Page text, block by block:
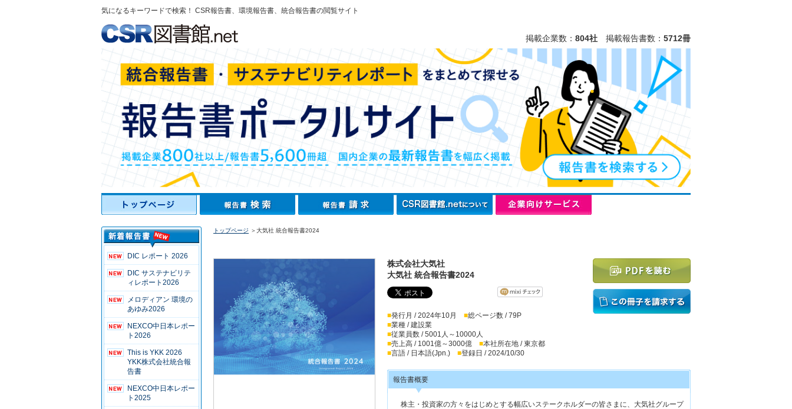
気になるキーワードで検索！ CSR報告書、環境報告書、統合報告書の閲覧サイト
掲載企業数： 804社 掲載報告書数： 5712冊
DIC レポート 2026
DIC サステナビリテ
ィレポート2026
メロディアン 環境の
あゆみ2026
NEXCO中日本レポー
ト2026
This is YKK 2026
YKK株式会社統合報
告書
NEXCO中日本レポー
ト2025
トップページ ＞大気社 統合報告書2024
株式会社大気社
大気社 統合報告書2024
■発行月 / 2024年10月 ■総ページ数 / 79P
■業種 / 建設業
■従業員数 / 5001人～10000人
■売上高 / 1001億～3000億 ■本社所在地 / 東京都
■言語 / 日本語(Jpn.) ■登録日 / 2024/10/30
報告書概要
株主・投資家の方々をはじめとする幅広いステークホルダーの皆さまに、大気社グループ